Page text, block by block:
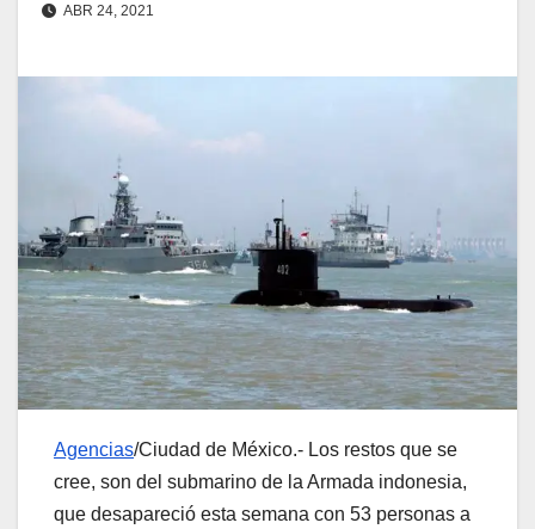
ABR 24, 2021
Agencias/Ciudad de México.- Los restos que se
cree, son del submarino de la Armada indonesia,
que desapareció esta semana con 53 personas a